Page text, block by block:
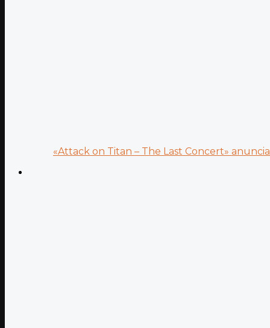
«Attack on Titan – The Last Concert»